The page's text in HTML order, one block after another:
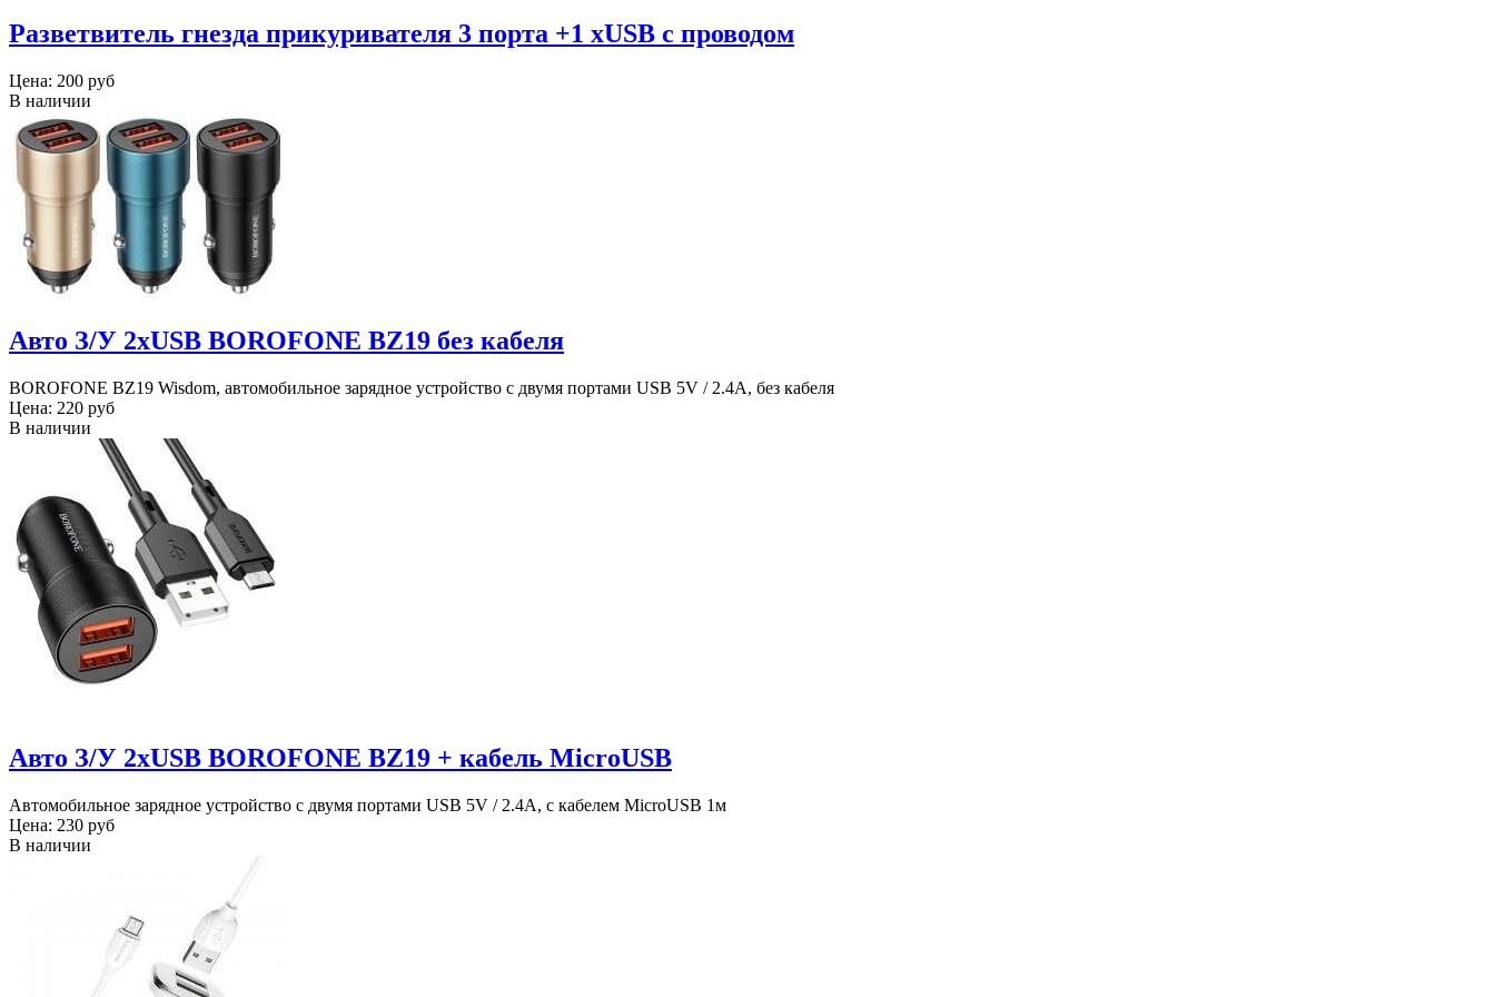
Разветвитель гнезда прикуривателя 3 порта +1 xUSB с проводом
Цена: 200 руб
В наличии
Авто З/У 2xUSB BOROFONE BZ19 без кабеля
BOROFONE BZ19 Wisdom, автомобильное зарядное устройство с двумя портами USB 5V / 2.4A, без кабеля
Цена: 220 руб
В наличии
Авто З/У 2xUSB BOROFONE BZ19 + кабель MicroUSB
Автомобильное зарядное устройство с двумя портами USB 5V / 2.4A, с кабелем MicroUSB 1м
Цена: 230 руб
В наличии